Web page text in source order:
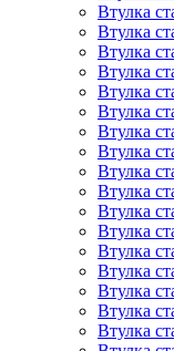
Втулка
Втулка
Втулка
Втулка
Втулка
Втулка
Втулка
Втулка
Втулка
Втулка
Втулка
Втулка
Втулка
Втулка
Втулка
Втулка
Втулка